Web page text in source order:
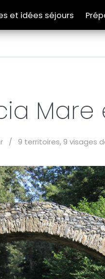
et idées séjours
Mare
/ 9 territoires, 9 visages